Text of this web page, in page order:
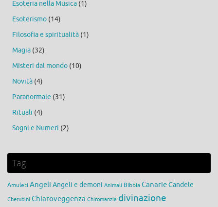
Esoteria nella Musica (1)
Esoterismo (14)
Filosofia e spiritualità (1)
Magia (32)
MIsteri dal mondo (10)
Novità (4)
Paranormale (31)
Rituali (4)
Sogni e Numeri (2)
Tag
Amuleti Angeli Angeli e demoni Animali Bibbia CanarieCandele
Cherubini Chiaroveggenza Chiromanzia divinazione